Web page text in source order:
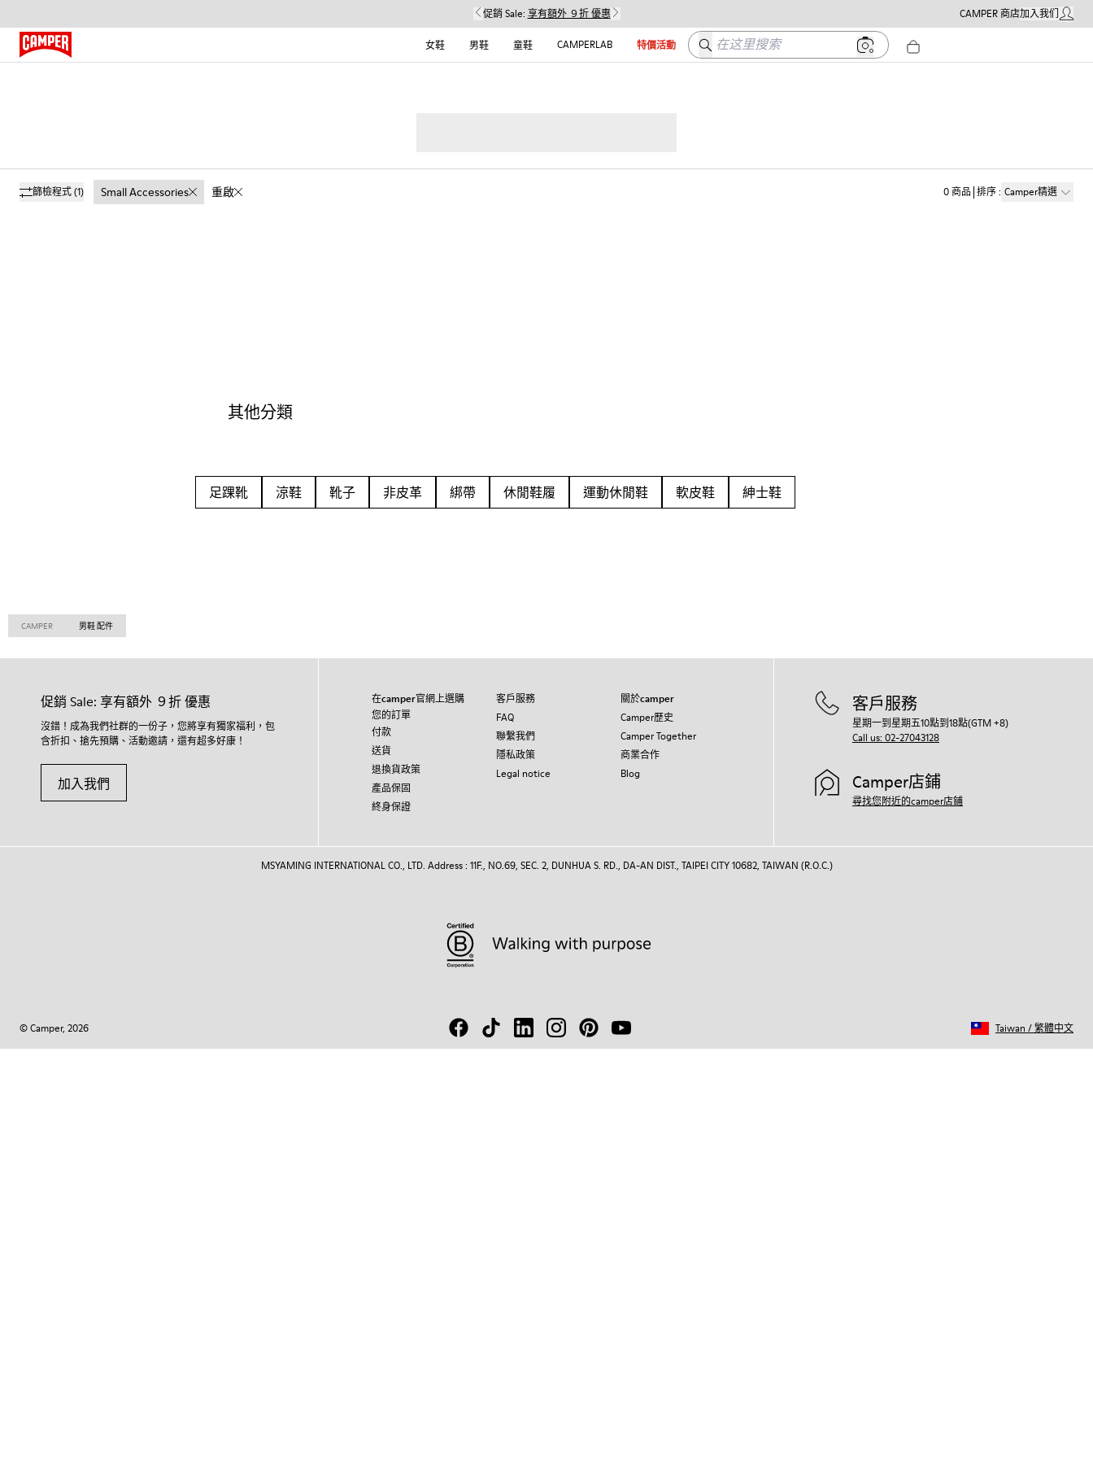
促銷 Sale: 享有額外 ９折 優惠 CAMPER 商店加入我们我的帳
女鞋
男鞋 童鞋 CAMPERLAB 特價活動 在这里搜索
篩檢程式(1) Small Accessories 重啟 0商品 排序: Camper精選
其他分類
足踝靴 涼鞋 靴子 非皮革 綁帶 休閒鞋履 運動休閒鞋 軟皮鞋 紳士鞋
CAMPER 男鞋 配件
促銷 Sale: 享有額外 ９折 優惠
沒錯！成為我們社群的一份子，您將享有獨家福利，包
含折扣、搶先預購、活動邀請，還有超多好康！
加入我們
在camper官網上選購
您的訂單
付款
送貨
退換貨政策
產品保固
終身保證
客戶服務
FAQ
聯繫我們
隱私政策
Legal notice
關於camper
Camper歷史
Camper Together
商業合作
Blog
客戶服務
星期一到星期五10點到18點(GTM +8)
Call us: 02-27043128
Camper店鋪
尋找您附近的camper店鋪
© Camper, 2026 Taiwan /繁體中文
MSYAMING INTERNATIONAL CO., LTD. Address : 11F., NO.69, SEC. 2, DUNHUA S. RD., DA-AN DIST., TAIPEI CITY 10682, TAIWAN (R.O.C.)